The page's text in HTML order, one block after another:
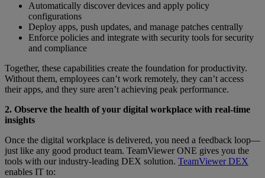
Automatically discover devices and apply policy
configurations
Deploy apps, push updates, and manage patches centrally
Enforce policies and integrate with security tools for security
and compliance
Together, these capabilities create the foundation for productivity.
Without them, employees can’t work remotely, they can’t access
their apps, and they sure aren’t achieving peak performance.
2. Observe the health of your digital workplace with real-time
insights
Once the digital workplace is delivered, you need a feedback loop—
just like any good product team. TeamViewer ONE gives you the
tools with our industry-leading DEX solution. TeamViewer DEX
enables IT to: